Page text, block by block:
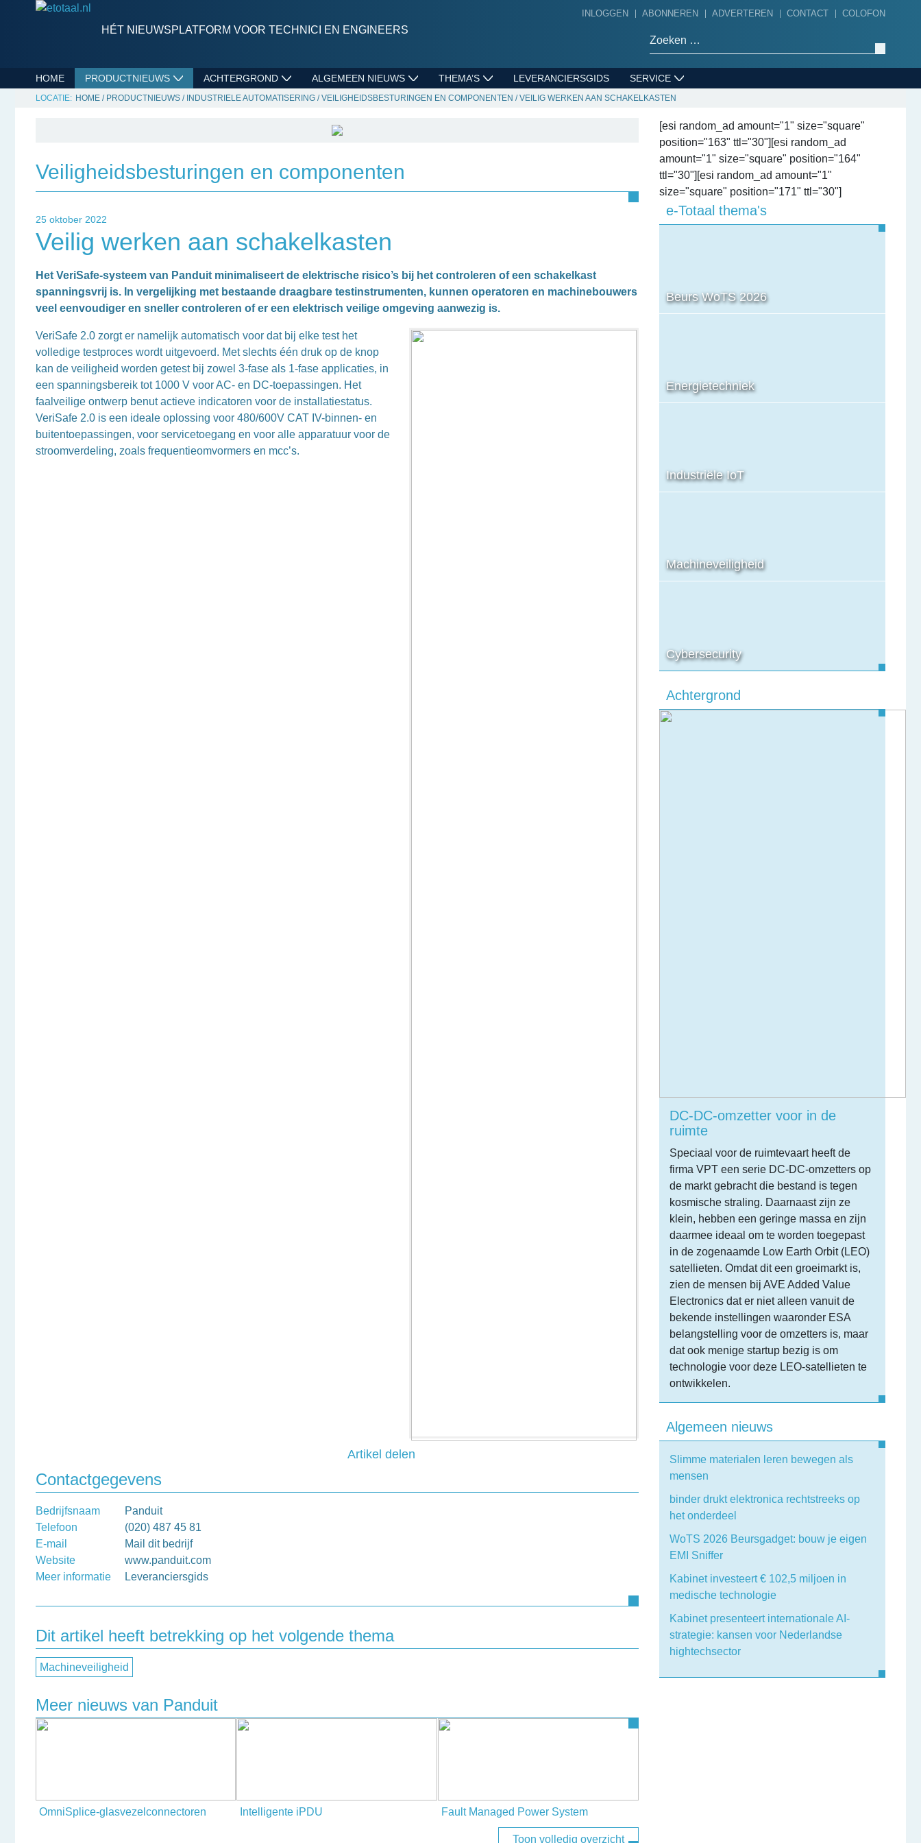
HÉT NIEUWSPLATFORM VOOR TECHNICI EN ENGINEERS
INLOGGEN ABONNEREN ADVERTEREN CONTACT COLOFON
HOME PRODUCTNIEUWS ACHTERGROND ALGEMEEN NIEUWS THEMA’S LEVERANCIERSGIDS SERVICE
HOME / PRODUCTNIEUWS / INDUSTRIELE AUTOMATISERING /VEILIGHEIDSBESTURINGEN EN COMPONENTEN /VEILIG WERKEN AAN SCHAKELKASTEN
Veiligheidsbesturingen en componenten
25 oktober 2022
Veilig werken aan schakelkasten
Het VeriSafe-systeem van Panduit minimaliseert de elektrische risico’s bij het controleren of een schakelkast
spanningsvrij is. In vergelijking met bestaande draagbare testinstrumenten, kunnen operatoren en machinebouwers
veel eenvoudiger en sneller controleren of er een elektrisch veilige omgeving aanwezig is.
VeriSafe 2.0 zorgt er namelijk automatisch voor dat bij elke test het
volledige testproces wordt uitgevoerd. Met slechts één druk op de knop
kan de veiligheid worden getest bij zowel 3-fase als 1-fase applicaties, in
een spanningsbereik tot 1000 V voor AC- en DC-toepassingen. Het
faalveilige ontwerp benut actieve indicatoren voor de installatiestatus.
VeriSafe 2.0 is een ideale oplossing voor 480/600V CAT IV-binnen- en
buitentoepassingen, voor servicetoegang en voor alle apparatuur voor de
stroomverdeling, zoals frequentieomvormers en mcc’s.
Artikel delen
Contactgegevens
Bedrijfsnaam
Panduit
Telefoon
(020) 487 45 81
E-mail
Mail dit bedrijf
Website
www.panduit.com
Meer informatie
Leveranciersgids
Dit artikel heeft betrekking op het volgende thema
Machineveiligheid
Meer nieuws van Panduit
OmniSplice-glasvezelconnectoren Intelligente iPDU Fault Managed Power System
Toon volledig overzicht
[esi random_ad amount="1" size="square"
position="163" ttl="30"][esi random_ad
amount="1" size="square" position="164"
ttl="30"][esi random_ad amount="1"
size="square" position="171" ttl="30"]
e-Totaal thema's
Beurs WoTS 2026
Energietechniek
Industriële IoT
Machineveiligheid
Cybersecurity
Achtergrond
DC-DC-omzetter voor in de
ruimte
Speciaal voor de ruimtevaart heeft de
firma VPT een serie DC-DC-omzetters op
de markt gebracht die bestand is tegen
kosmische straling. Daarnaast zijn ze
klein, hebben een geringe massa en zijn
daarmee ideaal om te worden toegepast
in de zogenaamde Low Earth Orbit (LEO)
satellieten. Omdat dit een groeimarkt is,
zien de mensen bij AVE Added Value
Electronics dat er niet alleen vanuit de
bekende instellingen waaronder ESA
belangstelling voor de omzetters is, maar
dat ook menige startup bezig is om
technologie voor deze LEO-satellieten te
ontwikkelen.
Algemeen nieuws
Slimme materialen leren bewegen als
mensen
binder drukt elektronica rechtstreeks op
het onderdeel
WoTS 2026 Beursgadget: bouw je eigen
EMI Sniffer
Kabinet investeert € 102,5 miljoen in
medische technologie
Kabinet presenteert internationale AI-
strategie: kansen voor Nederlandse
hightechsector